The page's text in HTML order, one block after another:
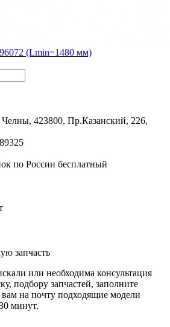
(Lmin=1480 мм)
423800, Пр.Казанский, 226,
по России бесплатный
запчасть
или необходима консультация
подбору запчастей, заполните
на почту подходящие модели
минут.